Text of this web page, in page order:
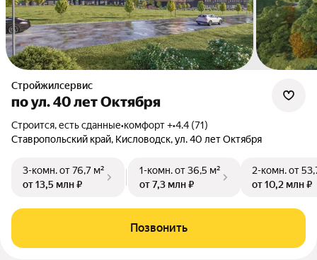
Стройжилсервис
по ул. 40 лет Октября
Строится, есть сданные•комфорт +•4.4 (71)
Ставропольский край, Кисловодск, ул. 40 лет Октября
3-комн.от 76,7 м²
от 13,5 млн ₽
1-комн.от 36,5 м²
от 7,3 млн ₽
2-комн.от
от 10,2 млн ₽
Позвонить